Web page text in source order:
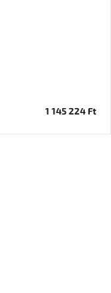
1 145 224 Ft